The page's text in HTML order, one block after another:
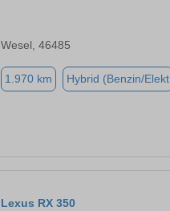
Wesel, 46485
1.970 km Hybrid (Benzin/Elekt
Lexus RX 350